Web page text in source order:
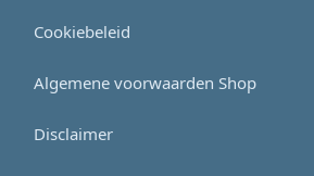
Cookiebeleid
Algemene voorwaarden Shop
Disclaimer